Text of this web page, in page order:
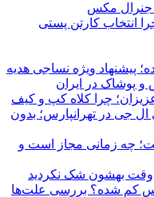
جنرال مکس
انتخاب کارتن پستی
پیشنهاد ویژه نساجی هدیه
و پوشاک در ایران
چرا کلاه کپ و کیف
جی در تهرانپارس؛ بدون
چه زمانی مجاز است و
بهشون شک نکردید
کم شده؟ بررسی علت‌ها